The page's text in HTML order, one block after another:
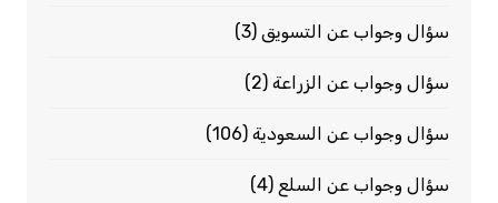
سؤال وجواب عن التسويق(3)
سؤال وجواب عن الزراعة(2)
سؤال وجواب عن السعودية(106)
سؤال وجواب عن السلع (4)